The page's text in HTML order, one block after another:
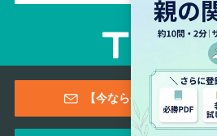
【今なら登録特典あり！
Copyright © 2026 TESTEA CO.,